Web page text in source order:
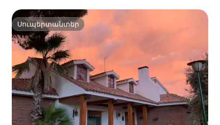
Սուպերտանտեր
Սուպերտանտեր